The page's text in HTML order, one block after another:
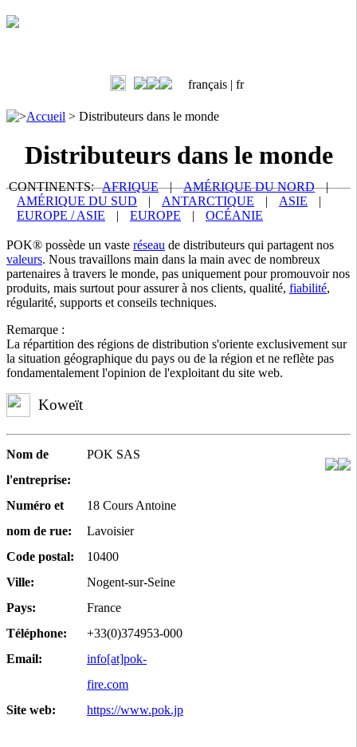
français | fr
>Accueil > Distributeurs dans le monde
Distributeurs dans le monde
CONTINENTS: AFRIQUE | AMÉRIQUE DU NORD |
AMÉRIQUE DU SUD
| ANTARCTIQUE | ASIE
|
EUROPE / ASIE
| EUROPE | OCÉANIE
POK® possède un vaste réseau de distributeurs qui partagent nos
valeurs. Nous travaillons main dans la main avec de nombreux
partenaires à travers le monde, pas uniquement pour promouvoir nos
produits, mais surtout pour assurer à nos clients, qualité, fiabilité,
régularité, supports et conseils techniques.
Remarque :
La répartition des régions de distribution s'oriente exclusivement sur
la situation géographique du pays ou de la région et ne reflète pas
fondamentalement l'opinion de l'exploitant du site web.
Koweït
Nom de
l'entreprise:
POK SAS
Numéro et
nom de rue:
18 Cours Antoine
Lavoisier
Code postal:
10400
Ville:
Nogent-sur-Seine
Pays:
France
Téléphone:
+33(0)374953-000
Email:
info[at]pok-
fire.com
Site web:
https://www.pok.jp